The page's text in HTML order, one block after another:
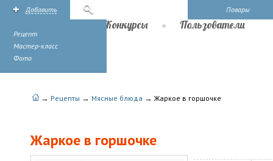
Повары
Добавить
Рецепт
Мастер-класс
Фото
Конкурсы Пользователи
→ Рецепты → Мясные блюда → Жаркое в горшочке
Жаркое в горшочке